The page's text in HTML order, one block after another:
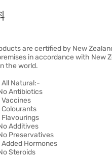
are certified by New
in accordance with New
the world.
Natural:-
Antibiotics
Additives
Preservatives
Hormones
Steroids